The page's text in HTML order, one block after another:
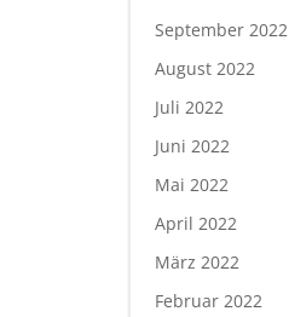
September 2022
August 2022
Juli 2022
Juni 2022
Mai 2022
April 2022
März 2022
Februar 2022